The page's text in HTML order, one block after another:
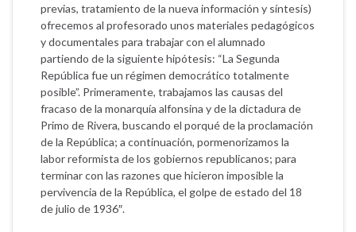
previas, tratamiento de la nueva información y síntesis)
ofrecemos al profesorado unos materiales pedagógicos
y documentales para trabajar con el alumnado
partiendo de la siguiente hipótesis: “La Segunda
República fue un régimen democrático totalmente
posible”. Primeramente, trabajamos las causas del
fracaso de la monarquía alfonsina y de la dictadura de
Primo de Rivera, buscando el porqué de la proclamación
de la República; a continuación, pormenorizamos la
labor reformista de los gobiernos republicanos; para
terminar con las razones que hicieron imposible la
pervivencia de la República, el golpe de estado del 18
de julio de 1936″.